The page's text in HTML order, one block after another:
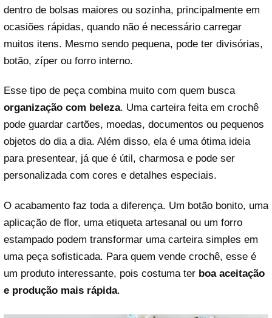
dentro de bolsas maiores ou sozinha, principalmente em
ocasiões rápidas, quando não é necessário carregar
muitos itens. Mesmo sendo pequena, pode ter divisórias,
botão, zíper ou forro interno.
Esse tipo de peça combina muito com quem busca
organização com beleza. Uma carteira feita em crochê
pode guardar cartões, moedas, documentos ou pequenos
objetos do dia a dia. Além disso, ela é uma ótima ideia
para presentear, já que é útil, charmosa e pode ser
personalizada com cores e detalhes especiais.
O acabamento faz toda a diferença. Um botão bonito, uma
aplicação de flor, uma etiqueta artesanal ou um forro
estampado podem transformar uma carteira simples em
uma peça sofisticada. Para quem vende crochê, esse é
um produto interessante, pois costuma ter boa aceitação
e produção mais rápida.